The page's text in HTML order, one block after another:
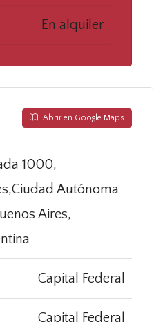
En alquiler
Abrir en Google Maps
1000,
Autónoma
Aires,
Capital Federal
Capital Federal